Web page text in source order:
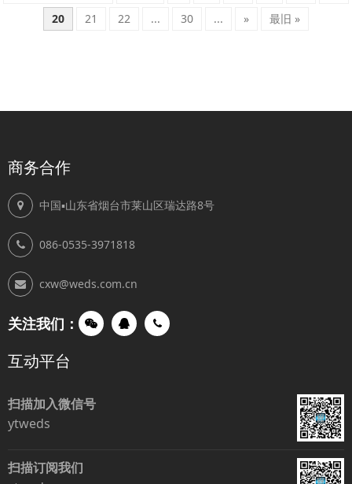
20
21 22 ... 30 ... » 最旧 »
商务合作
中国▪山东省烟台市莱山区瑞达路8号
086-0535-3971818
cxw@weds.com.cn
关注我们：
互动平台
扫描加入微信号
ytweds
扫描订阅我们